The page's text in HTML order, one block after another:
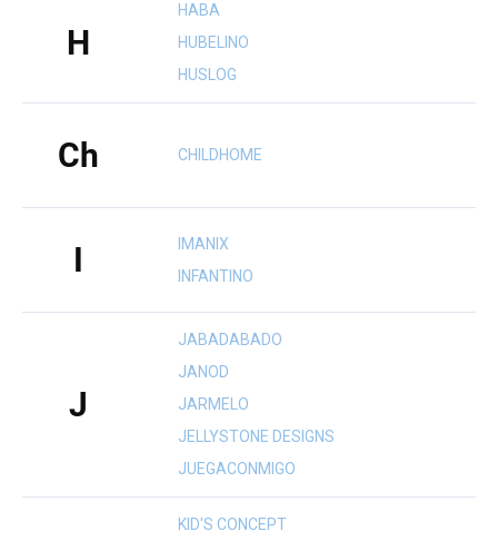
H
HABA
HUBELINO
HUSLOG
Ch CHILDHOME
I
IMANIX
INFANTINO
J
JABADABADO
JANOD
JARMELO
JELLYSTONE DESIGNS
JUEGACONMIGO
KID'S CONCEPT